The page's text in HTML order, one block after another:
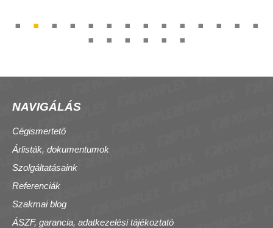
NAVIGÁLÁS
Cégismertető
Árlisták, dokumentumok
Szolgáltatásaink
Referenciák
Szakmai blog
ÁSZF, garancia, adatkezelési tájékoztató